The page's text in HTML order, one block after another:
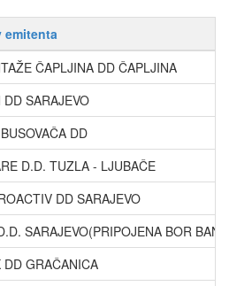
emitenta
ČAPLJINA DD ČAPLJINA
DD SARAJEVO
DD
D.D. TUZLA - LJUBAČE
DD SARAJEVO
SARAJEVO(PRIPOJENA BOR
DD GRAČANICA